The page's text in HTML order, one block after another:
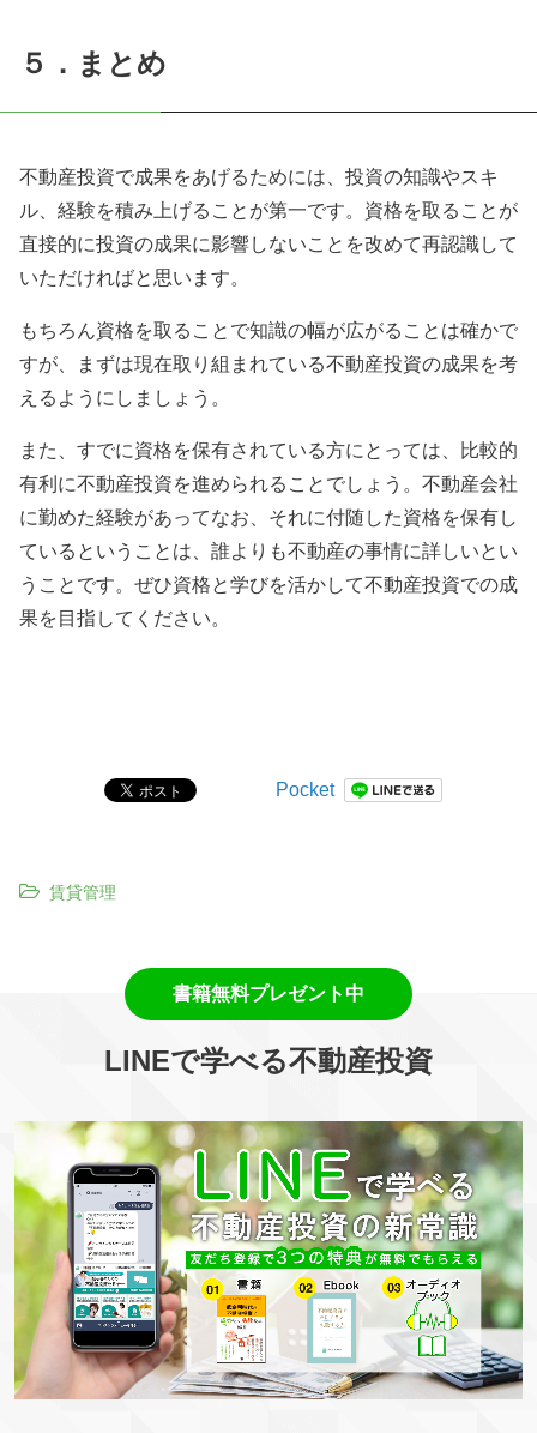
５．まとめ
不動産投資で成果をあげるためには、投資の知識やスキ
ル、経験を積み上げることが第一です。資格を取ることが
直接的に投資の成果に影響しないことを改めて再認識して
いただければと思います。
もちろん資格を取ることで知識の幅が広がることは確かで
すが、まずは現在取り組まれている不動産投資の成果を考
えるようにしましょう。
また、すでに資格を保有されている方にとっては、比較的
有利に不動産投資を進められることでしょう。不動産会社
に勤めた経験があってなお、それに付随した資格を保有し
ているということは、誰よりも不動産の事情に詳しいとい
うことです。ぜひ資格と学びを活かして不動産投資での成
果を目指してください。
Pocket
賃貸管理
LINEで学べる不動産投資